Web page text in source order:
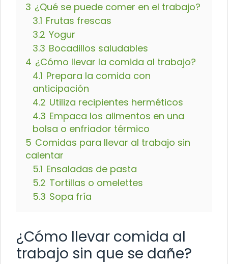
3 ¿Qué se puede comer en el trabajo?
3.1 Frutas frescas
3.2 Yogur
3.3 Bocadillos saludables
4 ¿Cómo llevar la comida al trabajo?
4.1 Prepara la comida con
anticipación
4.2 Utiliza recipientes herméticos
4.3 Empaca los alimentos en una
bolsa o enfriador térmico
5 Comidas para llevar al trabajo sin
calentar
5.1 Ensaladas de pasta
5.2 Tortillas o omelettes
5.3 Sopa fría
¿Cómo llevar comida al
trabajo sin que se dañe?